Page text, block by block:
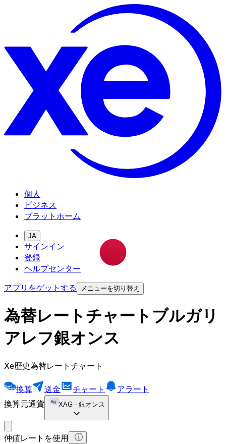
個人
ビジネス
プラットホーム
JA
サインイン
登録
ヘルプセンター
アプリをゲットする
メニューを切り替え
為替レートチャートブルガリ
アレフ銀オンス
Xe歴史為替レートチャート
換算 送金 チャート
アラート
換算元通貨
XAG - 銀オンス
仲値レートを使用